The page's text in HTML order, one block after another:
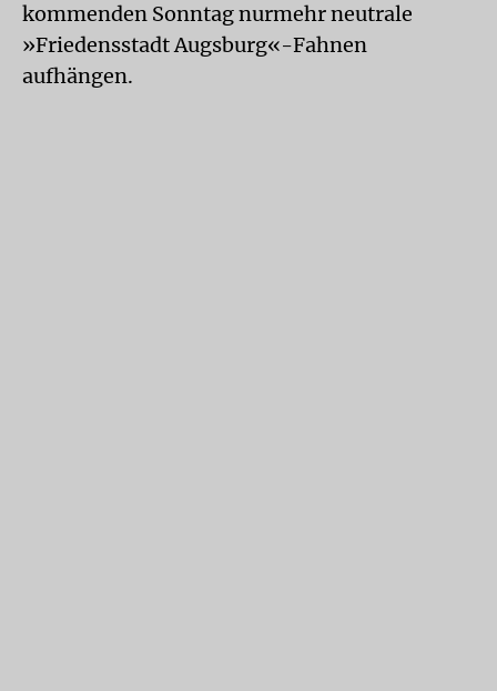
kommenden Sonntag nurmehr neutrale
»Friedensstadt Augsburg«-Fahnen
aufhängen.